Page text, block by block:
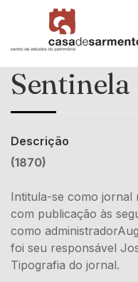
Sentinela
Descrição
(1870)
Intitula-se como jornal
com publicação às
como
foi seu responsável
Tipografia do jornal.